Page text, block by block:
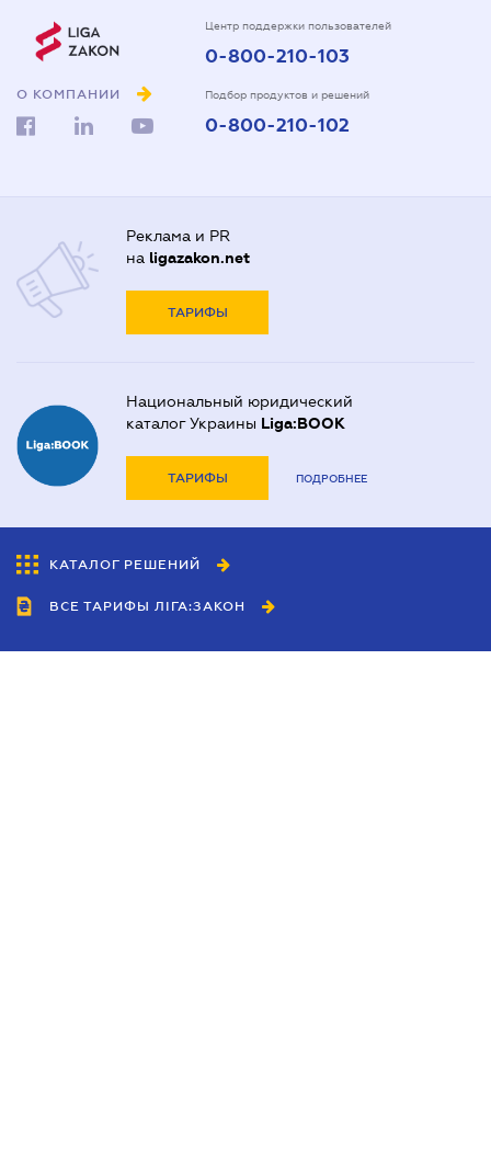
О КОМПАНИИ
Центр поддержки пользователей
0-800-210-103
Подбор продуктов и решений
0-800-210-102
Реклама и PR
на ligazakon.net
ТАРИФЫ
Национальный юридический
каталог Украины Liga:BOOK
ТАРИФЫ ПОДРОБНЕЕ
КАТАЛОГ РЕШЕНИЙ
ВСЕ ТАРИФЫ ЛІГА:ЗАКОН